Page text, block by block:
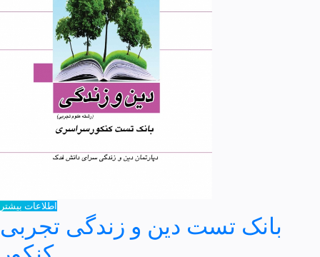
اطلاعات بیشتر
بانک تست دین و زندگی تجربی